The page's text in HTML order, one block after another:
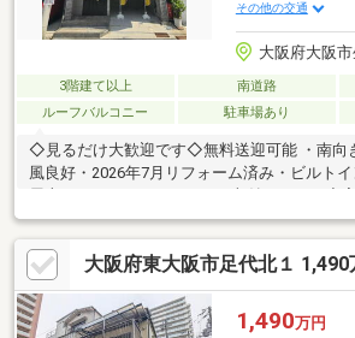
その他の交通
大阪府大阪
3階建て以上 南道路
ルーフバルコニー
駐車場あり
◇見るだけ大歓迎です◇無料送迎可能 ・南向
風良好・2026年7月リフォーム済み・ビルトイ
辺環境充実◇レスポンスは迅速に◇交渉は全
様の「面倒だな」をフルサポート致します‐◆
い」「他社でローンを断られた」「他社の物
たい」「相談だけしてみたい」「しっかり交
駄を省きたい」等お気軽にご連絡下さいませ。
大阪府東大阪市足代北１ 1,490
1,490万円